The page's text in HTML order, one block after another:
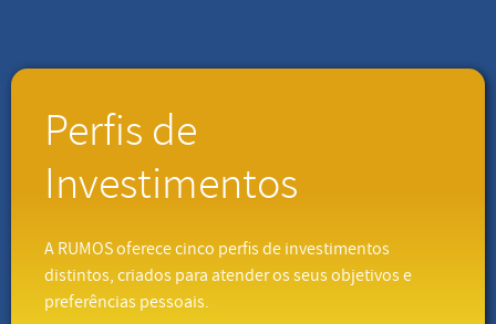
Perfis de
Investimentos
A RUMOS oferece cinco perfis de investimentos
distintos, criados para atender os seus objetivos e
preferências pessoais.